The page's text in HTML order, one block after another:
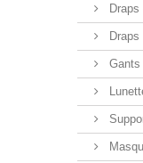
Gants